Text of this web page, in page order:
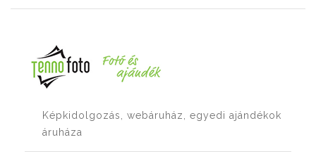
Képkidolgozás, webáruház, egyedi ajándékok
áruháza